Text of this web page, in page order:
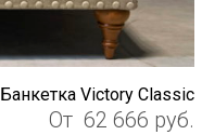
Банкетка Victory Classic
От 62 666 руб.